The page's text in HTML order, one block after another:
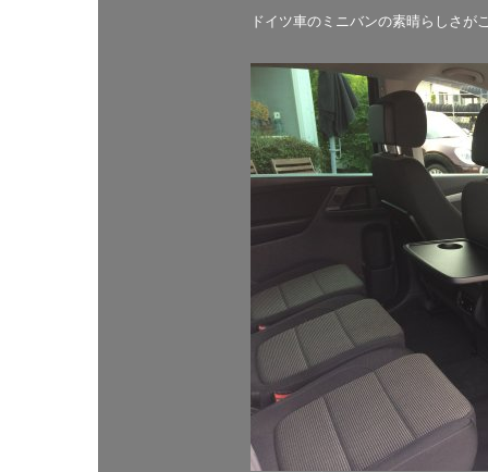
ドイツ車のミニバンの素晴らしさが